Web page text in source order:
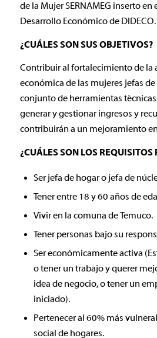
de la Mujer SERNAMEG inserto
Desarrollo Económico de DIDECO.
¿CUÁLES SON SUS OBJETIVOS?
Contribuir al fortalecimiento de la
económica de las mujeres jefas
conjunto de herramientas
generar y gestionar ingresos y
contribuirán a un mejoramiento
¿CUÁLES SON LOS REQUISITOS
Ser jefa de hogar o jefa de
Tener entre 18 y 60 años de
Vivir en la comuna de Temuco.
Tener personas bajo su
Ser económicamente activa
o tener un trabajo y querer
idea de negocio, o tener un
iniciado).
Pertenecer al 60% más
social de hogares.